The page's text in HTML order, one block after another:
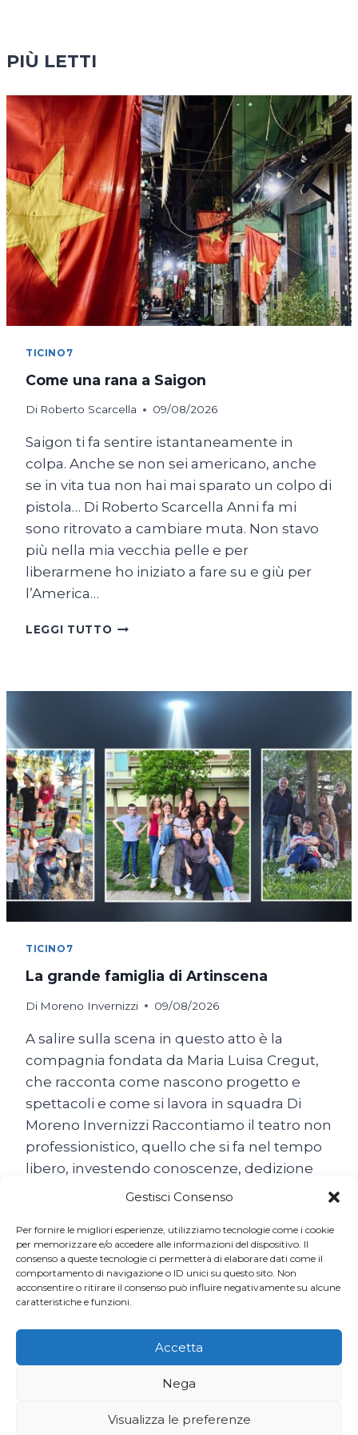
Gestisci Consenso
Per fornire le migliori esperienze, utilizziamo tecnologie come i cookie
per memorizzare e/o accedere alle informazioni del dispositivo. Il
consenso a queste tecnologie ci permetterà di elaborare dati come il
comportamento di navigazione o ID unici su questo sito. Non
acconsentire o ritirare il consenso può influire negativamente su alcune
caratteristiche e funzioni.
Accetta
Nega
Visualizza le preferenze
PIÙ LETTI
TICINO7
Come una rana a Saigon
Di Roberto Scarcella 09/08/2026
Saigon ti fa sentire istantaneamente in
colpa. Anche se non sei americano, anche
se in vita tua non hai mai sparato un colpo di
pistola… Di Roberto Scarcella Anni fa mi
sono ritrovato a cambiare muta. Non stavo
più nella mia vecchia pelle e per
liberarmene ho iniziato a fare su e giù per
l’America…
LEGGI TUTTO COME
SAIGON
TICINO7
La grande famiglia di Artinscena
Di Moreno Invernizzi 09/08/2026
A salire sulla scena in questo atto è la
compagnia fondata da Maria Luisa Cregut,
che racconta come nascono progetto e
spettacoli e come si lavora in squadra Di
Moreno Invernizzi Raccontiamo il teatro non
professionistico, quello che si fa nel tempo
libero, investendo conoscenze, dedizione
e… tanta passione. A salire sulla scena in
LEGGI TUTTOLA
GRANDE
FAMIGLIA
DI
© 2026 Ticino7 | Sviluppato da Codinglab Sagl